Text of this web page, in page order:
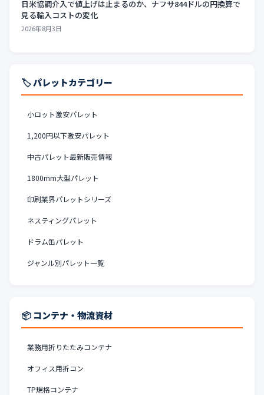
日米協調介入で値上げは止まるのか、ナフサ844ドルの円換算で
見る輸入コストの変化
2026年8月3日
🏷️ パレットカテゴリー
小ロット激安パレット
1,200円以下激安パレット
中古パレット最新販売情報
1800mm大型パレット
印刷業界パレットシリーズ
ネスティングパレット
ドラム缶パレット
ジャンル別パレット一覧
📦 コンテナ・物流資材
業務用折りたたみコンテナ
オフィス用折コン
TP規格コンテナ